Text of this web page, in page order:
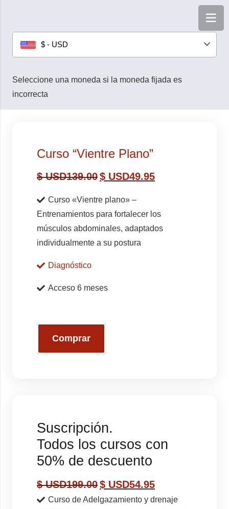
$ - USD
Seleccione una moneda si la moneda fijada es
incorrecta
Curso “Vientre Plano”
$ USD139.00$ USD49.95
Curso «Vientre plano» –
Entrenamientos para fortalecer los
músculos abdominales, adaptados
individualmente a su postura
Diagnóstico
Acceso 6 meses
Comprar
Suscripción.
Todos los cursos con
50% de descuento
$ USD199.00$ USD54.95
Curso de Adelgazamiento y drenaje